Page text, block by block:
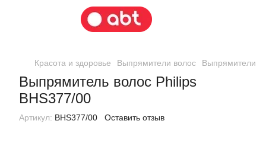
Красота и здоровье Выпрямители волос Выпрямители
Выпрямитель волос Philips
BHS377/00
Артикул: BHS377/00 Оставить отзыв